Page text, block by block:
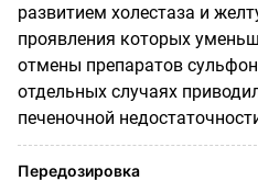
развитием холестаза и
проявления которых
отмены препаратов
отдельных случаях
печеночной
Передозировка